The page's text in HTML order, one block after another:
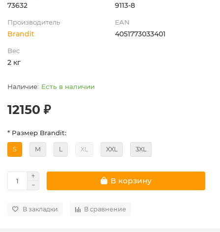
73632 9113-8
Производитель
Brandit
EAN
4051773033401
Вес
2 кг
Есть в наличии
12150 ₽
* Размер Brandit:
S M L XL XXL 3XL
В корзину
В закладки В сравнение